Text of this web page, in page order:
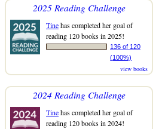
2025 Reading Challenge
Tinehas completed her goal of
reading 120 books in 2025!
136 of 120
(100%)
view books
2024 Reading Challenge
Tinehas completed her goal of
reading 120 books in 2024!